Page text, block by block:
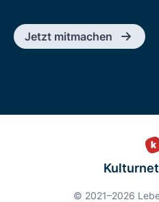
Jetzt mitmachen
© 2021–2026